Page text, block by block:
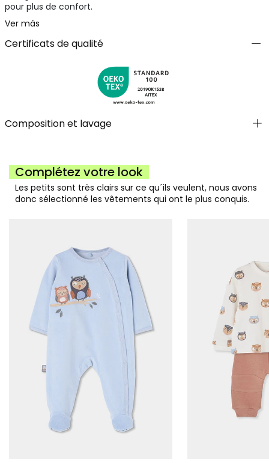
pour plus de confort.
Ver más
Certificats de qualité
Composition et lavage
Complétez votre look
Les petits sont très clairs sur ce qu´ils veulent, nous avons
donc sélectionné les vêtements qui ont le plus conquis.